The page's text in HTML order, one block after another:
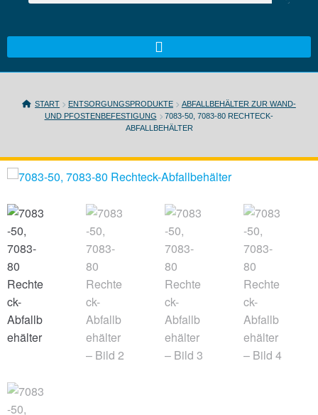
START ENTSORGUNGSPRODUKTE
ABFALLBEHÄLTER ZUR WAND-
UND PFOSTENBEFESTIGUNG
7083-50, 7083-80 RECHTECK-
ABFALLBEHÄLTER